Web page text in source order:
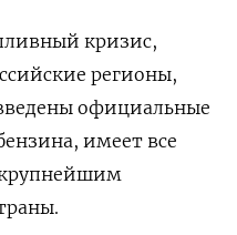
кризис,
регионы,
официальные
имеет все